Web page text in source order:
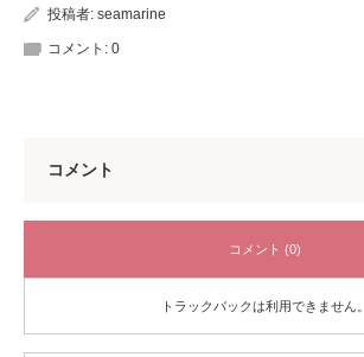
投稿者: seamarine
コメント: 0
コメント
コメント (0)
トラックバックは利用できません。